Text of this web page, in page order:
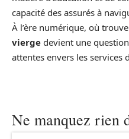
capacité des assurés à
À l’ère numérique, où
vierge devient une
attentes envers les services
Ne manquez rien